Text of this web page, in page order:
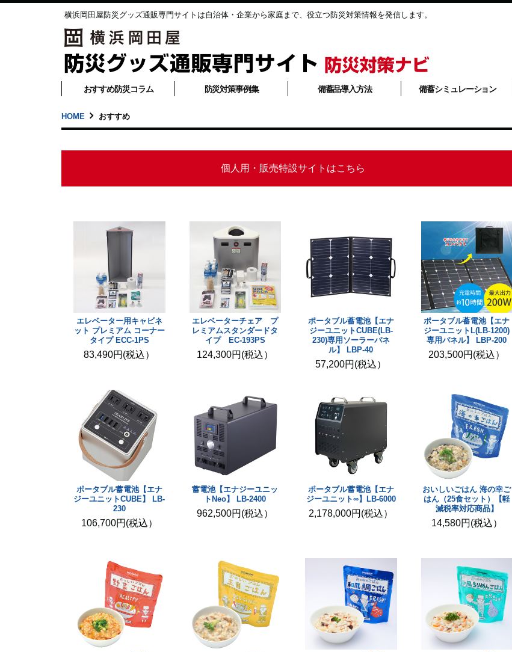
横浜岡田屋防災グッズ通販専門サイトは自治体・企業から家庭まで、役立つ防災対策情報を発信します。
おすすめ防災コラム 防災対策事例集 備蓄品導入方法 備蓄シミュレーション
HOME おすすめ
個人用・販売特設サイトはこちら
エレベーター用キャビネ
ット プレミアム コーナー
タイプ ECC-1PS
83,490円(税込）
エレベーターチェア プ
レミアムスタンダードタ
イプ EC-193PS
124,300円(税込）
ポータブル蓄電池【エナ
ジーユニットCUBE(LB-
230)専用ソーラーパネ
ル】 LBP-40
57,200円(税込）
ポータブル蓄電池【エナ
ジーユニットL(LB-1200)
専用パネル】 LBP-200
203,500円(税込）
ポータブル蓄電池【エナ
ジーユニットCUBE】 LB-
230
106,700円(税込）
蓄電池【エナジーユニッ
トNeo】 LB-2400
962,500円(税込）
ポータブル蓄電池【エナ
ジーユニット∞】LB-6000
2,178,000円(税込）
おいしいごはん 海の幸ご
はん（25食セット）【軽
減税率対応商品】
14,580円(税込）